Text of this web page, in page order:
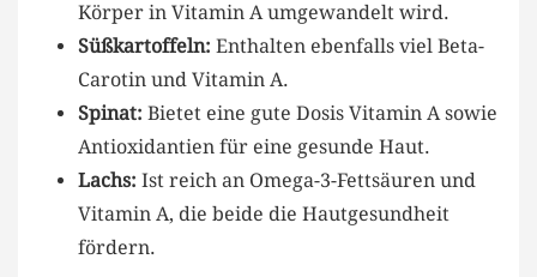
Körper in Vitamin A umgewandelt wird.
Süßkartoffeln: Enthalten ebenfalls viel Beta-
Carotin und Vitamin A.
Spinat: Bietet eine gute Dosis Vitamin A sowie
Antioxidantien für eine gesunde Haut.
Lachs: Ist reich an Omega-3-Fettsäuren und
Vitamin A, die beide die Hautgesundheit
fördern.